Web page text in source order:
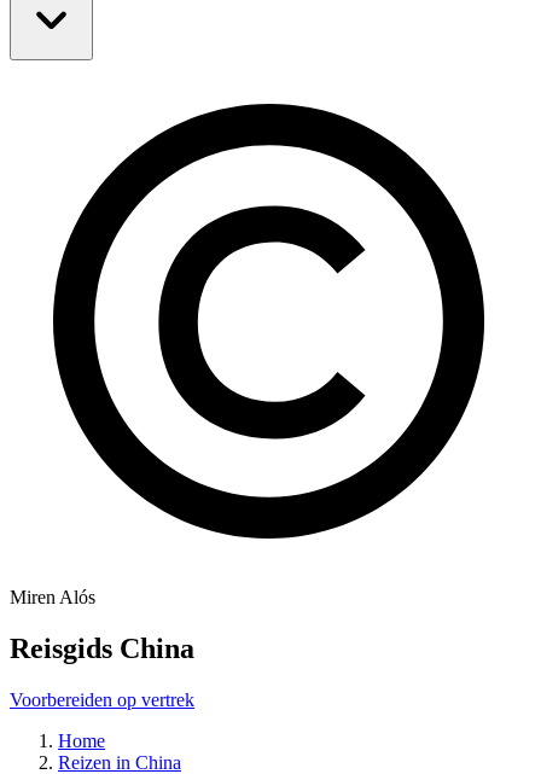
Miren Alós
Reisgids China
Voorbereiden op vertrek
Home
Reizen in China